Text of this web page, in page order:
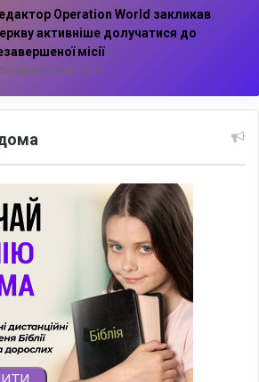
Operation World закликав
активніше долучатися до
місії
5 Серпня, 2026, 10:14